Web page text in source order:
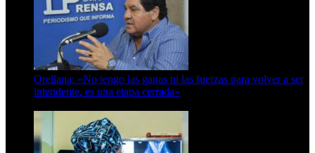
Orellana: «No tengo las ganas ni las fuerzas para volver a ser
intendente, es una etapa cerrada»